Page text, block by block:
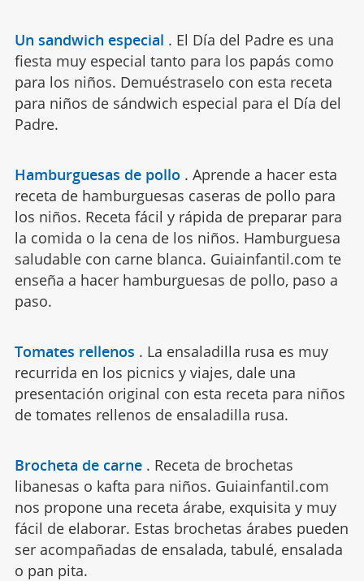
Un sandwich especial . El Día del Padre es una
fiesta muy especial tanto para los papás como
para los niños. Demuéstraselo con esta receta
para niños de sándwich especial para el Día del
Padre.
Hamburguesas de pollo . Aprende a hacer esta
receta de hamburguesas caseras de pollo para
los niños. Receta fácil y rápida de preparar para
la comida o la cena de los niños. Hamburguesa
saludable con carne blanca. Guiainfantil.com te
enseña a hacer hamburguesas de pollo, paso a
paso.
Tomates rellenos . La ensaladilla rusa es muy
recurrida en los picnics y viajes, dale una
presentación original con esta receta para niños
de tomates rellenos de ensaladilla rusa.
Brocheta de carne . Receta de brochetas
libanesas o kafta para niños. Guiainfantil.com
nos propone una receta árabe, exquisita y muy
fácil de elaborar. Estas brochetas árabes pueden
ser acompañadas de ensalada, tabulé, ensalada
o pan pita.